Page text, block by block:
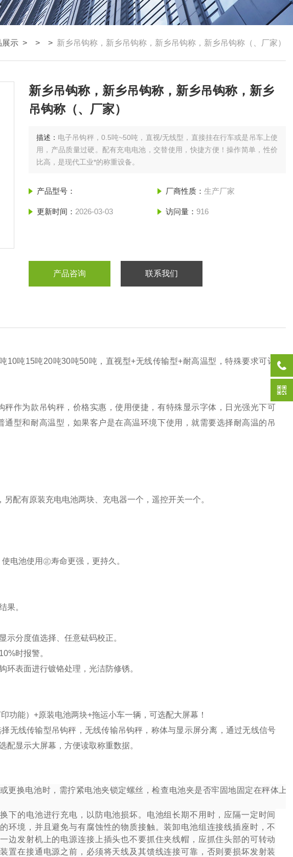
展示 > > > 新乡吊钩称，新乡吊钩称，新乡吊钩称，新乡吊钩称（、厂家）
新乡吊钩称，新乡吊钩称，新乡吊钩称，新乡
吊钩称（、厂家）
描述： 电子吊钩秤，0.5吨~50吨，直视/无线型，直接挂在行车或是吊车上使
用，产品质量过硬。配有充电电池，交替使用，快捷方便！操作简单，性价
比高，是现代工业*的称重设备。
产品型号： 厂商性质： 生产厂家
更新时间： 2026-03-03 访问量： 916
产品咨询 联系我们
吨15吨20吨30吨50吨，直视型+无线传输型+耐高温型，特殊要求可订
作为款吊钩秤，价格实惠，使用便捷，有特殊显示字体，日光强光下可
型和耐高温型，如果客户是在高温环境下使用，就需要选择耐高温的吊
配有原装充电电池两块、充电器一个，遥控开关一个。
电池使用㊣寿命更强，更持久。
果。
示分度值选择、任意砝码校正。
时报警。
环表面进行镀铬处理，光洁防修锈。
功能）+原装电池两块+拖运小车一辆，可选配大屏幕！
无线传输型吊钩秤，无线传输吊钩秤，称体与显示屏分离，通过无线信号
配显示大屏幕，方便读取称重数据。
更换电池时，需拧紧电池夹锁定螺丝，检查电池夹是否牢固地固定在秤体上
下的电池进行充电，以防电池损坏。电池组长期不用时，应隔一定时间
环境，并且避免与有腐蚀性的物质接触。装卸电池组连接线插座时，不
边发射机上的电源连接上插头也不要抓住夹线帽，应抓住头部的可转动
置在接通电源之前，必须将天线及其馈线连接可靠，否则要损坏发射装